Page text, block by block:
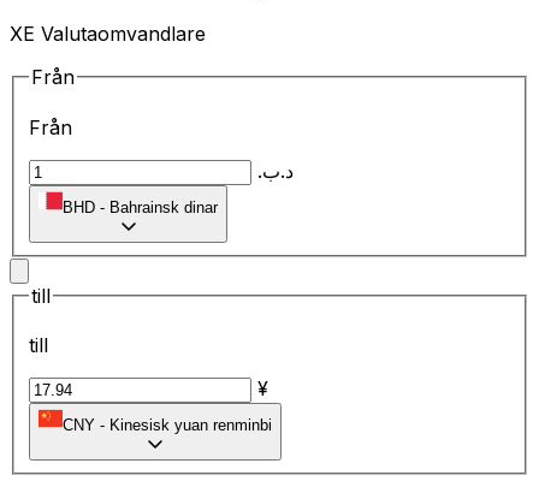
XE Valutaomvandlare
Från
Från
.د.ب
BHD - Bahrainsk dinar
till
till
¥
CNY - Kinesisk yuan renminbi